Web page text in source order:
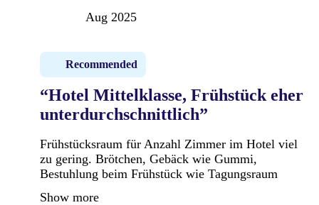
Aug 2025
Recommended
“Hotel Mittelklasse, Frühstück eher
unterdurchschnittlich”
Frühstücksraum für Anzahl Zimmer im Hotel viel
zu gering. Brötchen, Gebäck wie Gummi,
Bestuhlung beim Frühstück wie Tagungsraum
Show more